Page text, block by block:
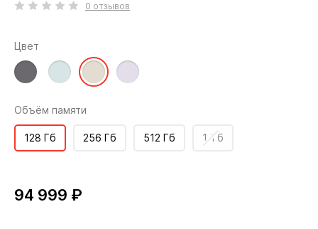
0 отзывов
Цвет
Объём памяти
128 Гб 1 Тб
256 Гб 512 Гб
94 999 ₽